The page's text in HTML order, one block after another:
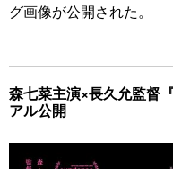
グ画像が公開された。
森七菜主演×長久允監督
アル公開